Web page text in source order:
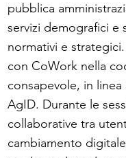
pubblica
servizi demografici e
normativi e
con CoWork nella
consapevole, in
AgID. Durante le
collaborative tra
cambiamento